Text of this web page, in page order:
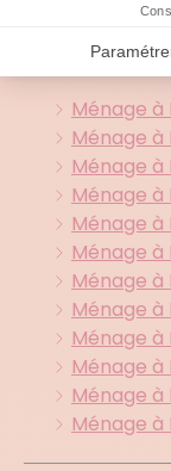
Toutes
dans le59
Ménage à
Ménage à
Ménage à
Ménage à
Ménage à
Ménage à
Ménage à
Ménage à
Ménage à
Ménage à
Ménage à
Ménage à